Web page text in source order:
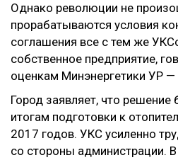
Однако революции не
прорабатываются условия
соглашения все с тем же
собственное предприятие,
оценкам Минэнергетики УР —
Город заявляет, что решение
итогам подготовки к
2017 годов. УКС усиленно
со стороны администрации. В